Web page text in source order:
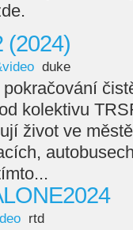
(2024)
duke
kolektivu
život ve
rtd